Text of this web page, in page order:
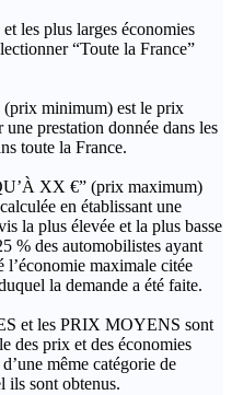
les plus larges économies
“Toute la France”
minimum) est le prix
prestation donnée dans les
toute la France.
XX €” (prix maximum)
en établissant une
la plus élevée et la plus basse
% des automobilistes ayant
l’économie maximale citée
la demande a été faite.
et les PRIX MOYENS sont
des prix et des économies
même catégorie de
ils sont obtenus.